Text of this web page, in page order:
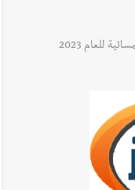
للعام 2023